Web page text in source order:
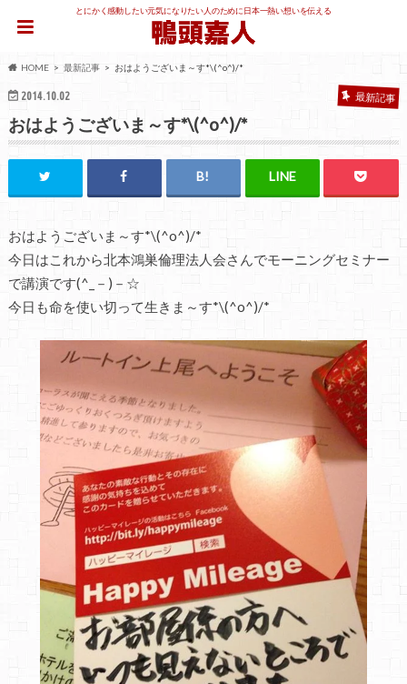
とにかく感動したい元気になりたい人のために日本一熱い想いを伝える
HOME 最新記事 おはようございま～す*\(^o^)/*
2014.10.02 最新記事
おはようございま～す*\(^o^)/*
おはようございま～す*\(^o^)/*
今日はこれから北本鴻巣倫理法人会さんでモーニングセミナー
で講演です(^_－)－☆
今日も命を使い切って生きま～す*\(^o^)/*